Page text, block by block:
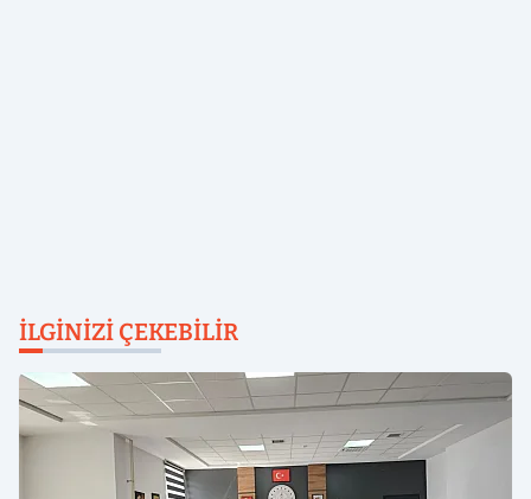
İLGINIZI ÇEKEBILIR